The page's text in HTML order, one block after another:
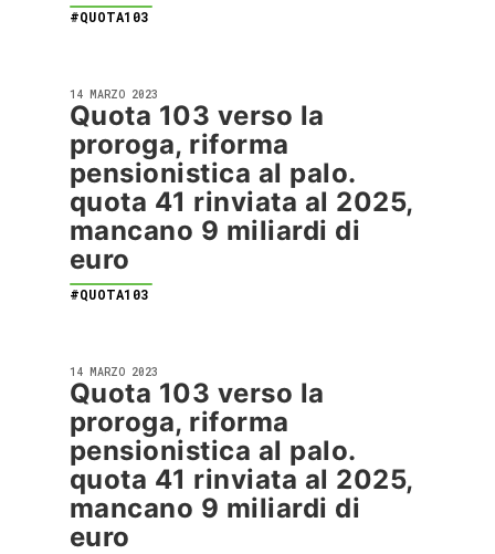
#QUOTA103
14 MARZO 2023
Quota 103 verso la
proroga, riforma
pensionistica al palo.
quota 41 rinviata al 2025,
mancano 9 miliardi di
euro
#QUOTA103
14 MARZO 2023
Quota 103 verso la
proroga, riforma
pensionistica al palo.
quota 41 rinviata al 2025,
mancano 9 miliardi di
euro